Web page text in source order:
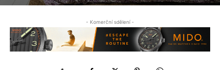
- Komerční sdělení -